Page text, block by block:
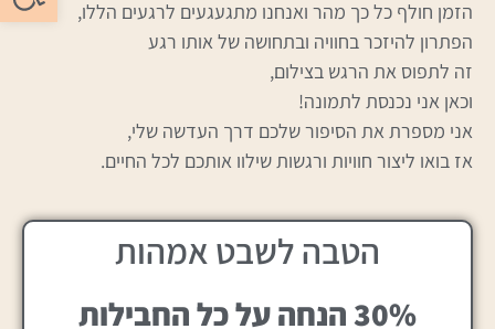
הזמן חולף כל כך מהר ואנחנו מתגעגעים לרגעים הללו,
הפתרון להיזכר בחוויה ובתחושה של אותו רגע
זה לתפוס את הרגש בצילום,
וכאן אני נכנסת לתמונה!
אני מספרת את הסיפור שלכם דרך העדשה שלי,
אז בואו ליצור חוויות ורגשות שילוו אותכם לכל החיים.
הטבה לשבט אמהות
30% הנחה על כל החבילות